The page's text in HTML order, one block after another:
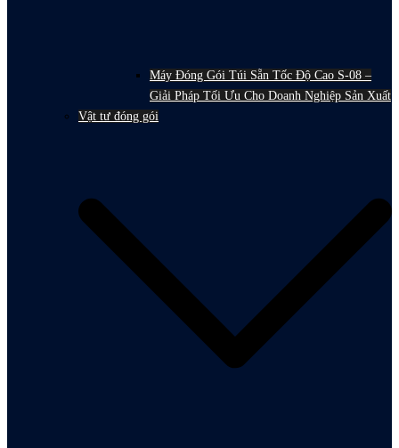
Máy Đóng Gói Túi Sẵn Tốc Độ Cao S-08 –
Giải Pháp Tối Ưu Cho Doanh Nghiệp Sản Xuất
Vật tư đóng gói